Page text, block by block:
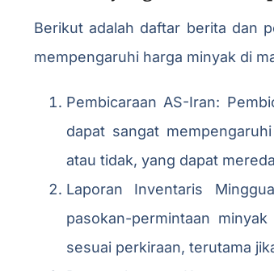
Berikut adalah daftar berita dan
mempengaruhi harga minyak di
Pembicaraan AS-Iran:
dapat sangat
atau tidak, yang dapat
Laporan Inventaris
pasokan-permintaan
sesuai perkiraan, terutama